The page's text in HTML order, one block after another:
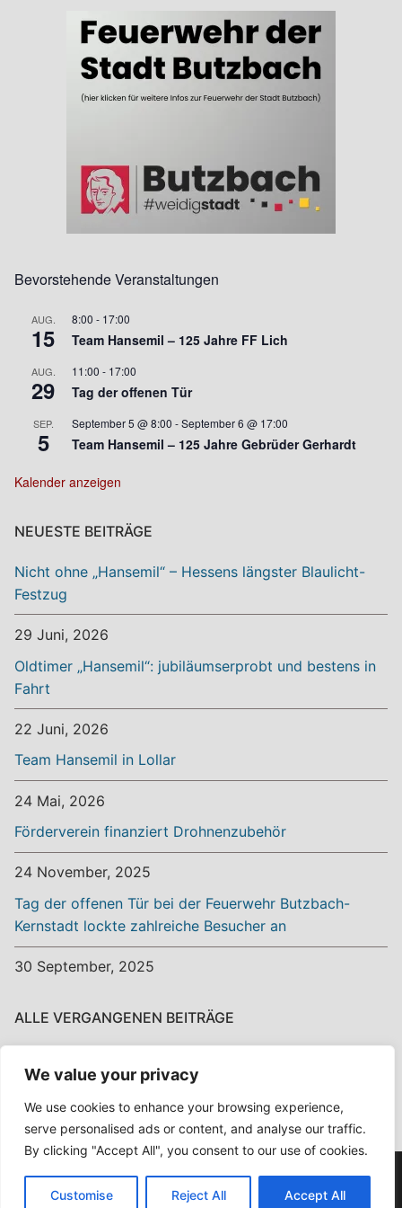
We value your privacy
We use cookies to enhance your browsing experience,
serve personalised ads or content, and analyse our traffic.
By clicking "Accept All", you consent to our use of cookies.
Customise Reject All Accept All
Bevorstehende Veranstaltungen
AUG.
15
8:00 - 17:00
Team Hansemil – 125 Jahre FF Lich
AUG.
29
11:00 - 17:00
Tag der offenen Tür
SEP.
5
September 5 @ 8:00 -September 6 @ 17:00
Team Hansemil – 125 Jahre Gebrüder Gerhardt
Kalender anzeigen
NEUESTE BEITRÄGE
Nicht ohne „Hansemil“ – Hessens längster Blaulicht-
Festzug
29 Juni, 2026
Oldtimer „Hansemil“: jubiläumserprobt und bestens in
Fahrt
22 Juni, 2026
Team Hansemil in Lollar
24 Mai, 2026
Förderverein finanziert Drohnenzubehör
24 November, 2025
Tag der offenen Tür bei der Feuerwehr Butzbach-
Kernstadt lockte zahlreiche Besucher an
30 September, 2025
ALLE VERGANGENEN BEITRÄGE
vergangenen
Beiträge
Copyright © 2026 Ehrenamt? Ehrensache! – Powered by
Customify